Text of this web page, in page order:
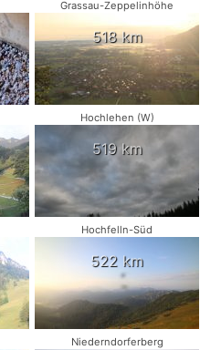
Grassau-Zeppelinhöhe
518 km
Hochlehen (W)
519 km
Hochfelln-Süd
522 km
Niederndorferberg